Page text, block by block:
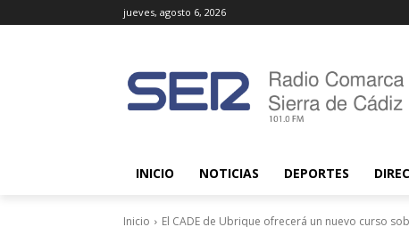
jueves, agosto 6, 2026
INICIO NOTICIAS DEPORTES
Inicio El CADE de Ubrique ofrecerá un nuevo curso